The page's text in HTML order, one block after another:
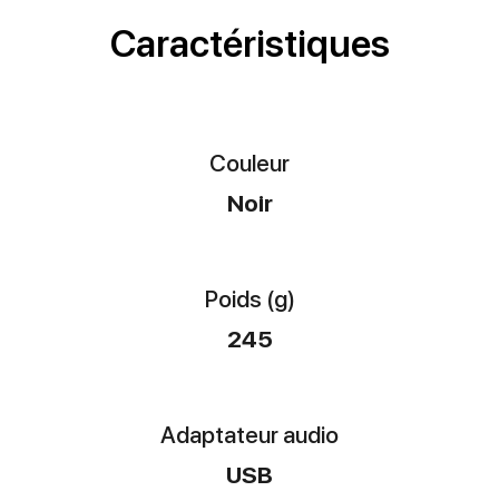
Caractéristiques
Couleur
Noir
Poids (g)
245
Adaptateur audio
USB